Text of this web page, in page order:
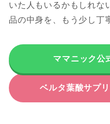
いた人もいるかもしれな
品の中身を、もう少し丁
ママニック公
ベルタ葉酸サプ